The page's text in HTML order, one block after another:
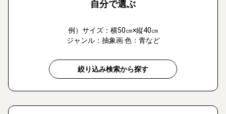
自分で選ぶ
例）サイズ：横50㎝×縦40㎝
ジャンル：抽象画 色：青など
絞り込み検索から探す